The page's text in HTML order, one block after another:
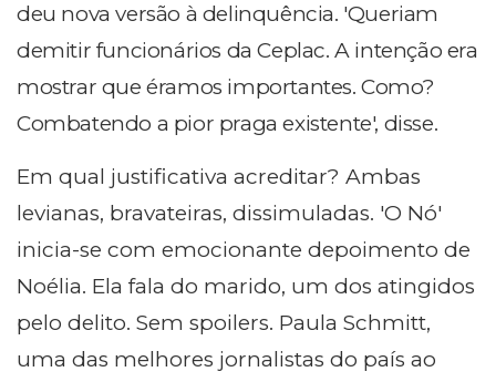
deu nova versão à delinquência. 'Queriam
demitir funcionários da Ceplac. A intenção era
mostrar que éramos importantes. Como?
Combatendo a pior praga existente', disse.
Em qual justificativa acreditar? Ambas
levianas, bravateiras, dissimuladas. 'O Nó'
inicia-se com emocionante depoimento de
Noélia. Ela fala do marido, um dos atingidos
pelo delito. Sem spoilers. Paula Schmitt,
uma das melhores jornalistas do país ao